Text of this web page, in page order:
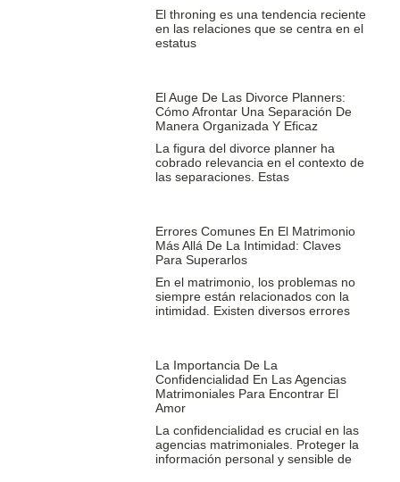
El throning es una tendencia reciente
en las relaciones que se centra en el
estatus
El Auge De Las Divorce Planners:
Cómo Afrontar Una Separación De
Manera Organizada Y Eficaz
La figura del divorce planner ha
cobrado relevancia en el contexto de
las separaciones. Estas
Errores Comunes En El Matrimonio
Más Allá De La Intimidad: Claves
Para Superarlos
En el matrimonio, los problemas no
siempre están relacionados con la
intimidad. Existen diversos errores
La Importancia De La
Confidencialidad En Las Agencias
Matrimoniales Para Encontrar El
Amor
La confidencialidad es crucial en las
agencias matrimoniales. Proteger la
información personal y sensible de